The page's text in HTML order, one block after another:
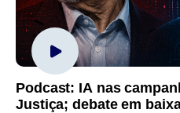
Podcast: IA nas
Justiça; debate em